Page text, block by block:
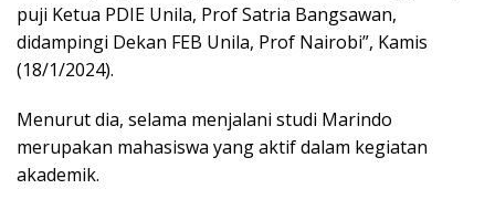
puji Ketua PDIE Unila, Prof Satria Bangsawan,
didampingi Dekan FEB Unila, Prof Nairobi”, Kamis
(18/1/2024).
Menurut dia, selama menjalani studi Marindo
merupakan mahasiswa yang aktif dalam kegiatan
akademik.